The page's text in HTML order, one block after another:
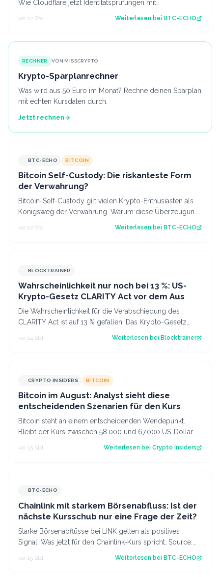
Wie Cloudflare jetzt Identitätsprüfungen mit
vor 12 Std. Weiterlesen bei BTC-ECHO
RECHNER VON MISSCRYPTO
Krypto-Sparplanrechner
Was wird aus 50 Euro im Monat? Rechne deinen Sparplan
mit echten Kursdaten durch.
Jetzt rechnen
BTC-ECHO BITCOIN
Bitcoin Self-Custody: Die riskanteste Form
der Verwahrung?
Bitcoin-Self-Custody gilt vielen Krypto-Enthusiasten als
Königsweg der Verwahrung. Warum diese Überzeugung
trügt und die meisten Anleger bes…
vor 12 Std. Weiterlesen bei BTC-ECHO
BLOCKTRAINER
Wahrscheinlichkeit nur noch bei 13 %: US-
Krypto-Gesetz CLARITY Act vor dem Aus
Die Wahrscheinlichkeit für die Verabschiedung des
CLARITY Act ist auf 13 % gefallen. Das Krypto-Gesetz
vor 14 Std. Weiterlesen bei Blocktrainer
CRYPTO INSIDERS BITCOIN
Bitcoin im August: Analyst sieht diese
entscheidenden Szenarien für den Kurs
Bitcoin steht an einem entscheidenden Wendepunkt.
Bleibt der Kurs zwischen 58.000 und 67.000 US-Dollar
gefangen oder kommt es doch noch zu e…
vor 15 Std. Weiterlesen bei Crypto Insiders
BTC-ECHO
Chainlink mit starkem Börsenabfluss: Ist der
nächste Kursschub nur eine Frage der Zeit?
Starke Börsenabflüsse bei LINK gelten als positives
Signal. Was jetzt für den Chainlink-Kurs spricht. Source:
vor 15 Std. Weiterlesen bei BTC-ECHO